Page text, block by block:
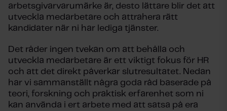
arbetsgivarvarumärke är, desto lättare blir det att
utveckla medarbetare och attrahera rätt
kandidater när ni har lediga tjänster.
Det råder ingen tvekan om att behålla och
utveckla medarbetare är ett viktigt fokus för HR
och att det direkt påverkar slutresultatet. Nedan
har vi sammanställt några goda råd baserade på
teori, forskning och praktisk erfarenhet som ni
kan använda i ert arbete med att satsa på era